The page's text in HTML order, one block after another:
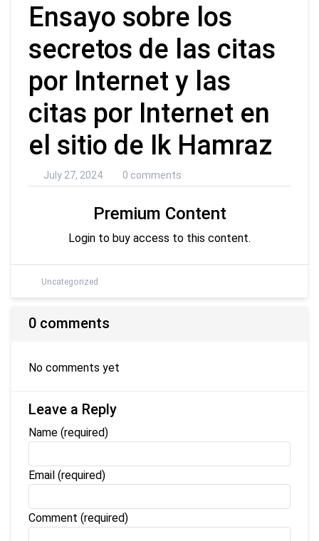
Ensayo sobre los
secretos de las citas
por Internet y las
citas por Internet en
el sitio de Ik Hamraz
July 27, 2024 0 comments
Premium Content
Login to buy access to this content.
Uncategorized
0 comments
No comments yet
Leave a Reply
Name (required)
Email (required)
Comment (required)